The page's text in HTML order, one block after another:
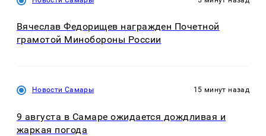
Вячеслав Федорищев награжден Почетной
грамотой Минобороны России
Новости Самары 15 минут назад
9 августа в Самаре ожидается дождливая и
жаркая погода